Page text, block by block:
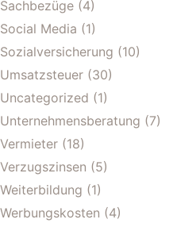
Sachbezüge (4)
Social Media (1)
Sozialversicherung (10)
Umsatzsteuer (30)
Uncategorized (1)
Unternehmensberatung (7)
Vermieter (18)
Verzugszinsen (5)
Weiterbildung (1)
Werbungskosten (4)